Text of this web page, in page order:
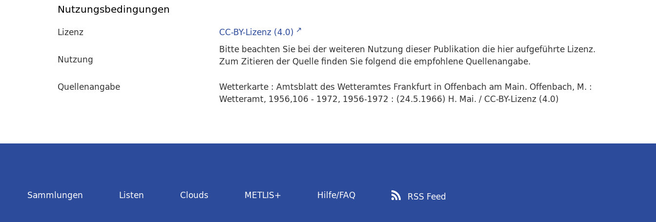
Nutzungsbedingungen
Lizenz
CC-BY-Lizenz (4.0)
Nutzung
Bitte beachten Sie bei der weiteren Nutzung dieser Publikation die hier aufgeführte Lizenz.
Zum Zitieren der Quelle finden Sie folgend die empfohlene Quellenangabe.
Quellenangabe
Wetterkarte : Amtsblatt des Wetteramtes Frankfurt in Offenbach am Main. Offenbach, M. :
Wetteramt, 1956,106 - 1972, 1956-1972 : (24.5.1966) H. Mai. / CC-BY-Lizenz (4.0)
Sammlungen Listen Clouds METLIS+ Hilfe/FAQ RSS Feed